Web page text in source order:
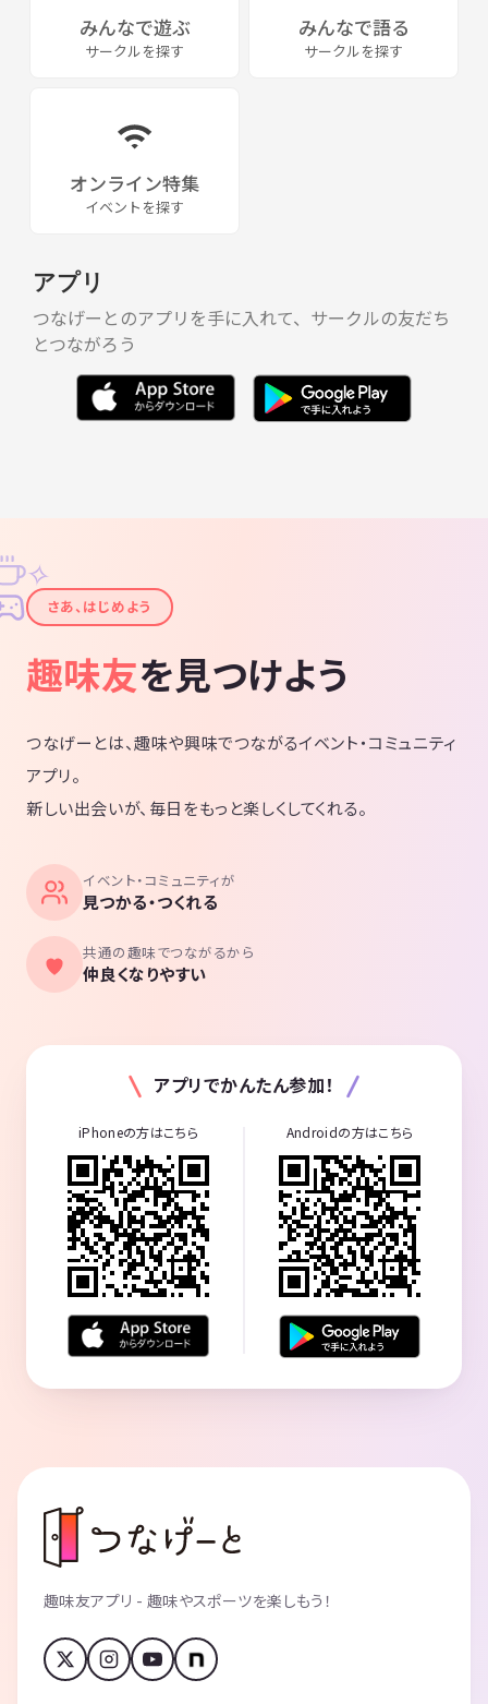
みんなで遊ぶ
サークルを探す
みんなで語る
サークルを探す
オンライン特集
イベントを探す
アプリ
つなげーとのアプリを手に入れて、サークルの友だち
とつながろう
✦
✧
さあ、はじめよう
趣味友を見つけよう
つなげーとは、趣味や興味でつながるイベント・コミュニティ
アプリ。
新しい出会いが、毎日をもっと楽しくしてくれる。
イベント・コミュニティが
見つかる・つくれる
共通の趣味でつながるから
仲良くなりやすい
アプリでかんたん参加！
iPhoneの方はこちら Androidの方はこちら
趣味友アプリ - 趣味やスポーツを楽しもう！